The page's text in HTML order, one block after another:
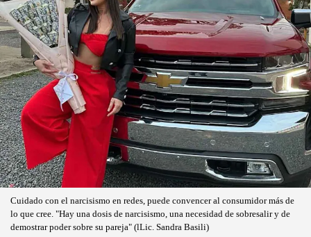
Cuidado con el narcisismo en redes, puede convencer al consumidor más de
lo que cree. "Hay una dosis de narcisismo, una necesidad de sobresalir y de
demostrar poder sobre su pareja" (lLic. Sandra Basili)